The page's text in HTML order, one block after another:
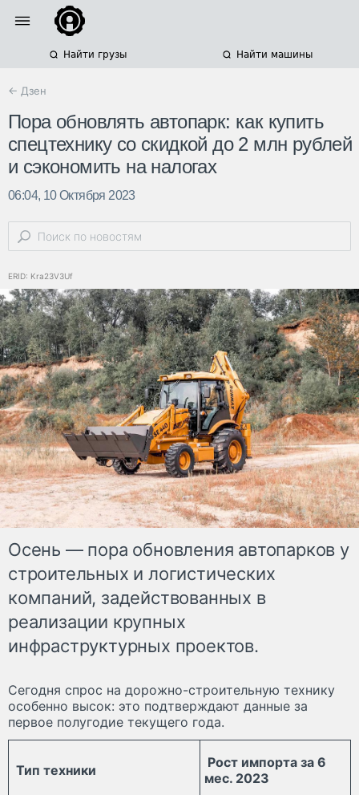
Найти грузы Найти машины
← Дзен
Пора обновлять автопарк: как купить
спецтехнику со скидкой до 2 млн рублей
и сэкономить на налогах
06:04, 10 Октября 2023
ERID: Kra23V3Uf
Осень — пора обновления автопарков у
строительных и логистических
компаний, задействованных в
реализации крупных
инфраструктурных проектов.
Сегодня спрос на дорожно-строительную технику
особенно высок: это подтверждают данные за
первое полугодие текущего года.
Тип техники
Рост импорта за 6
мес. 2023